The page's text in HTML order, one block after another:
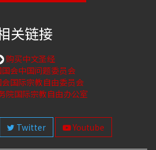
关链接
购买中文圣经
会中国问题委员会
国际宗教自由委员会
院国际宗教自由办公室
Twitter Youtube